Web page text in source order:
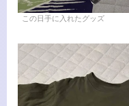
この日手に入れたグッズ